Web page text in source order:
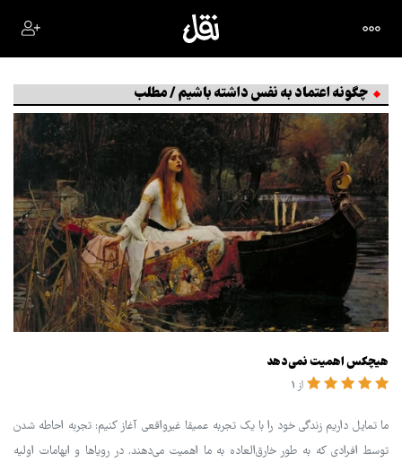
چگونه اعتماد به نفس داشته باشیم / مطلب
هیچکس اهمیت نمی‌دهد
از 1
ما تمایل داریم زندگی خود را با یک تجربه عمیقا غیرواقعی آغاز کنیم: تجربه احاطه شدن
توسط افرادی که به طور خارق‌العاده به ما اهمیت می‌دهند. در رویاها و ابهامات اولیه